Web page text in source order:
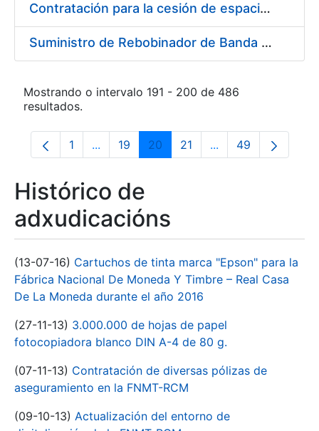
Contratación para la cesión de espacios para la instalación de soportes publicitarios en solar de la FNMT-RCM situado en la confluencia de las calles Cruz del Sur, calle de los Astros y calle del Doctor Esquerdo. Referencia NJ01-2017
Suministro de Rebobinador de Banda de Papel
Mostrando o intervalo 191 - 200 de 486
resultados.
Páxina
1 ...Páxinas intermedias Use pestaña para
Páxina
19 Páxina
20 Páxina
21 ...PáxinasPáxina
49
Histórico de
adxudicacións
(13-07-16) Cartuchos de tinta marca "Epson" para la
Fábrica Nacional De Moneda Y Timbre – Real Casa
De La Moneda durante el año 2016
(27-11-13) 3.000.000 de hojas de papel
fotocopiadora blanco DIN A-4 de 80 g.
(07-11-13) Contratación de diversas pólizas de
aseguramiento en la FNMT-RCM
(09-10-13) Actualización del entorno de